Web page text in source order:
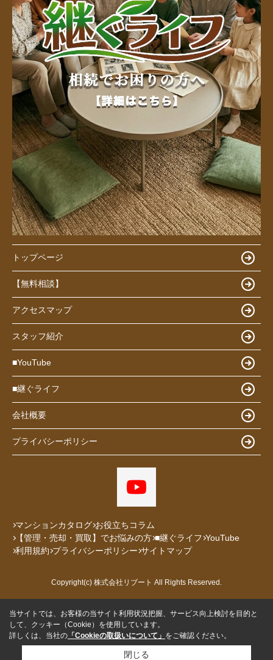
トップページ
【無料相談】
アクセスマップ
スタッフ紹介
■YouTube
■継ぐライフ
会社概要
プライバシーポリシー
マンションカタログ お役立ちコラム
【管理・売却・買取】でお悩みの方 ■継ぐライフ YouTube
利用規約 プライバシーポリシー サイトマップ
Copyright(c) 株式会社リブート All Rights Reserved.
当サイトでは、お客様の当サイト利用状況把握、サービス向上検討を目的と
して、クッキー（Cookie）を使用しています。
詳しくは、当社の 「Cookieの取扱いについて」 をご確認ください。
閉じる